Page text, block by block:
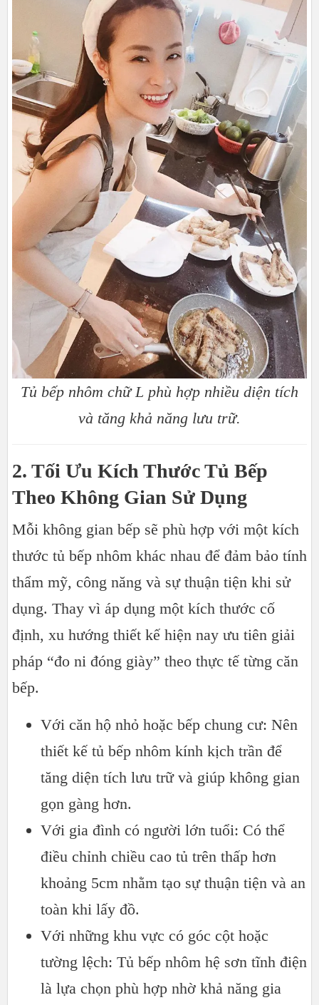
Tủ bếp nhôm chữ L phù hợp nhiều diện tích
và tăng khả năng lưu trữ.
2. Tối Ưu Kích Thước Tủ Bếp
Theo Không Gian Sử Dụng
Mỗi không gian bếp sẽ phù hợp với một kích
thước tủ bếp nhôm khác nhau để đảm bảo tính
thẩm mỹ, công năng và sự thuận tiện khi sử
dụng. Thay vì áp dụng một kích thước cố
định, xu hướng thiết kế hiện nay ưu tiên giải
pháp “đo ni đóng giày” theo thực tế từng căn
bếp.
Với căn hộ nhỏ hoặc bếp chung cư: Nên
thiết kế tủ bếp nhôm kính kịch trần để
tăng diện tích lưu trữ và giúp không gian
gọn gàng hơn.
Với gia đình có người lớn tuổi: Có thể
điều chỉnh chiều cao tủ trên thấp hơn
khoảng 5cm nhằm tạo sự thuận tiện và an
toàn khi lấy đồ.
Với những khu vực có góc cột hoặc
tường lệch: Tủ bếp nhôm hệ sơn tĩnh điện
là lựa chọn phù hợp nhờ khả năng gia